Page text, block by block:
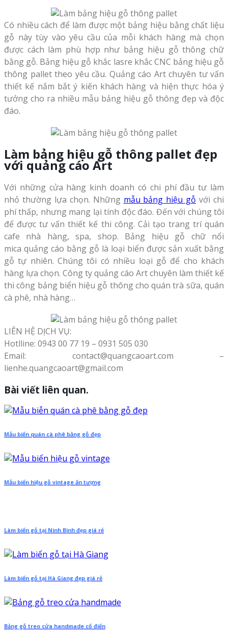
Có nhiều cách để làm được một bảng hiệu bằng chất liệu
gỗ này tùy vào yêu cầu của mỗi khách hàng mà chọn
được cách làm phù hợp như bảng hiệu gỗ thông chữ
bằng gỗ. Bảng hiệu gỗ khắc lasre khắc CNC bảng hiệu gỗ
thông pallet theo yêu cầu. Quảng cáo Art chuyên tư vấn
thiết kế nắm bắt ý kiến khách hàng và hiện thực hóa ý
tưởng cho ra nhiều mẫu bảng hiệu gỗ thông đẹp và độc
đáo.
Làm bảng hiệu gỗ thông pallet đẹp
với quảng cáo Art
Với những cửa hàng kinh doanh có chi phí đầu tư làm
nhỏ thường lựa chọn. Những mẫu bảng hiệu gỗ với chi
phí thấp, nhưng mang lại tính độc đáo. Đến với chúng tôi
để được tư vấn thiết kế thi công. Cải tạo trang trí quán
cafe nhà hàng, spa, shop. Bảng hiệu gỗ chữ nổi
mica quảng cáo bằng gỗ là loại biển được sản xuất bằng
gỗ tự nhiên. Chúng tôi có nhiều loại gỗ để cho khách
hàng lựa chọn. Công ty quảng cáo Art chuyên làm thiết kế
thi công bảng biển hiệu gỗ thông cho quán trà sữa, quán
cà phê, nhà hàng…
LIÊN HỆ DỊCH VỤ:
Hotlline: 0943 00 77 19 – 0931 505 030
Email: contact@quangcaoart.com –
lienhe.quangcaoart@gmail.com
Bài viết liên quan.
Mẫu biển quán cà phê bằng gỗ đẹp
Mẫu biển hiệu gỗ vintage ấn tượng
Làm biển gỗ tại Ninh Binh đẹp giá rẻ
Làm biển gỗ tại Hà Giang đẹp giá rẻ
Bảng gỗ treo cửa handmade cổ điển